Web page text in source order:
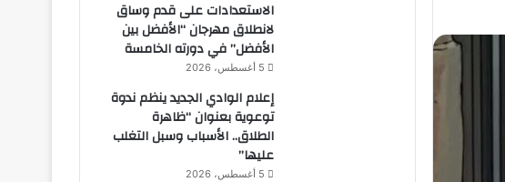
الاستعدادات على قدم وساق
لانطلاق مهرجان “الأفضل بين
الأفضل” في دورته الخامسة
5 أغسطس، 2026
إعلام الوادي الجديد ينظم ندوة
توعوية بعنوان “ظاهرة
الطلاق.. الأسباب وسبل التغلب
عليها”
5 أغسطس، 2026